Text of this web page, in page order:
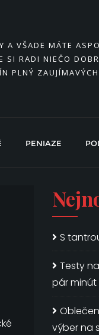
A VŠADE MÁTE
SI RADI NIEČO
PLNÝ ZAUJÍMAVÝCH
PENIAZE
S
Testy
pár minút
výber na